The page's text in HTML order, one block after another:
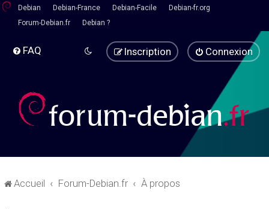
Debian Debian-France Debian-Facile
Debian-fr.org
Forum-Debian.fr
Debian ?
FAQ Connexion
Inscription
Accueil Forum-Debian.fr À propos